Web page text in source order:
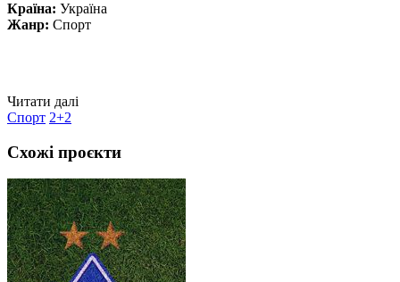
Країна: Україна
Жанр: Спорт
Читати далі
Спорт 2+2
Схожі проєкти